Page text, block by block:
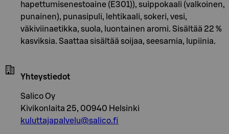
hapettumisenestoaine (E301)), suippokaali (valkoinen,
punainen), punasipuli, lehtikaali, sokeri, vesi,
väkiviinaetikka, suola, luontainen aromi. Sisältää 22 %
kasviksia. Saattaa sisältää soijaa, seesamia, lupiinia.
Yhteystiedot
Salico Oy
Kivikonlaita 25, 00940 Helsinki
kuluttajapalvelu@salico.fi